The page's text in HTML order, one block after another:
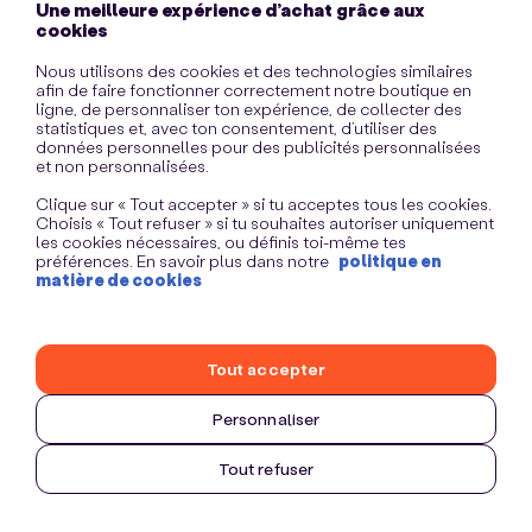
Une meilleure expérience d’achat grâce aux
cookies
Nous utilisons des cookies et des technologies similaires
afin de faire fonctionner correctement notre boutique en
ligne, de personnaliser ton expérience, de collecter des
statistiques et, avec ton consentement, d’utiliser des
données personnelles pour des publicités personnalisées
et non personnalisées.
Clique sur « Tout accepter » si tu acceptes tous les cookies.
Choisis « Tout refuser » si tu souhaites autoriser uniquement
les cookies nécessaires, ou définis toi-même tes
préférences. En savoir plus dans notre politique en
matière de cookies
Personnaliser
Tout refuser
Tout accepter